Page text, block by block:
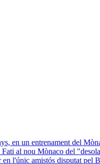
Fati al nou Mònaco del